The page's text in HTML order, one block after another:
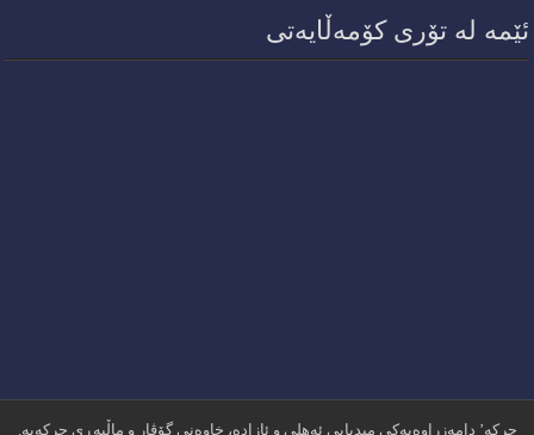
ئێمە لە تۆری کۆمەڵایەتی
چرکە’ دامەزراوەیەکی میدیایی ئەهلی و ئازادە، خاوەنی گۆڤار و ماڵپەڕی چرکەیە.